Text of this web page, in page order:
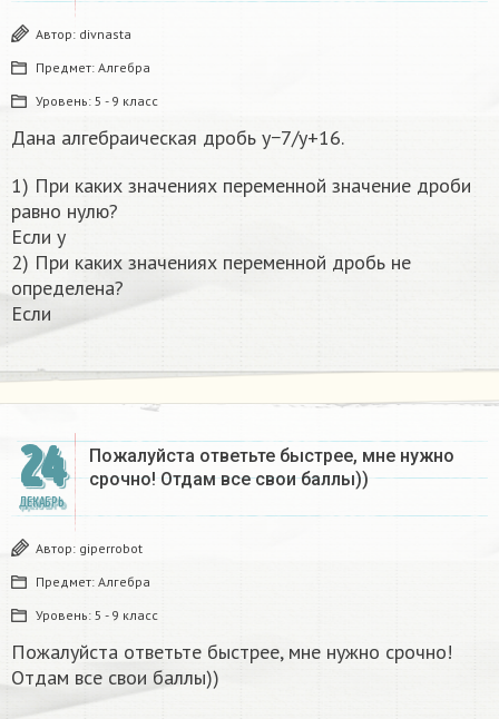
Автор: divnasta
Предмет: Алгебра
Уровень: 5 - 9 класс
Дана алгебраическая дробь y−7/y+16.
1) При каких значениях переменной значение дроби
равно нулю?
Если y
2) При каких значениях переменной дробь не
определена?
Если
24
ДЕКАБРЬ
Пожалуйста ответьте быстрее, мне нужно
срочно! Отдам все свои баллы))
Автор: giperrobot
Предмет: Алгебра
Уровень: 5 - 9 класс
Пожалуйста ответьте быстрее, мне нужно срочно!
Отдам все свои баллы))